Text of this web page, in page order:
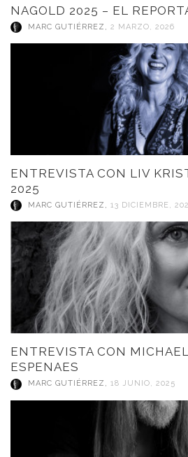
NAGOLD 2025 – EL
MARC GUTIÉRREZ , 2 MARZO, 2026
ENTREVISTA CON LIV
2025
MARC GUTIÉRREZ , 13 DICIEMBRE,
ENTREVISTA CON
ESPENAES
MARC GUTIÉRREZ , 18 JUNIO, 2025